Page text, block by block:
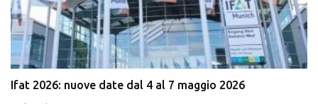
Ifat 2026: nuove date dal 4 al 7 maggio 2026